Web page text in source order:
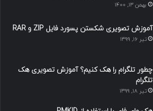
بهمن ۱۳, ۱۴۰۰
آموزش تصویری شکستن پسورد فایل ZIP و RAR
تیر ۱۶, ۱۳۹۹
چطور تلگرام را هک کنیم؟ آموزش تصویری هک
تلگرام
تیر ۱۸, ۱۳۹۹